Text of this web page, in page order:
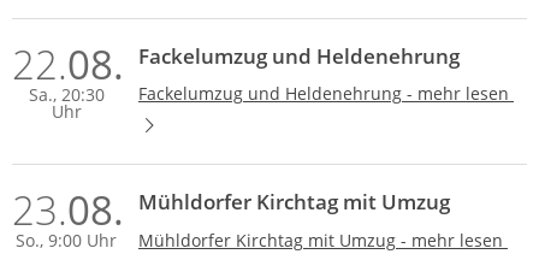
22.08.
Sa., 20:30
Uhr
Fackelumzug und Heldenehrung
Fackelumzug und Heldenehrung - mehr lesen
23.08.
So., 9:00 Uhr
Mühldorfer Kirchtag mit Umzug
Mühldorfer Kirchtag mit Umzug - mehr lesen